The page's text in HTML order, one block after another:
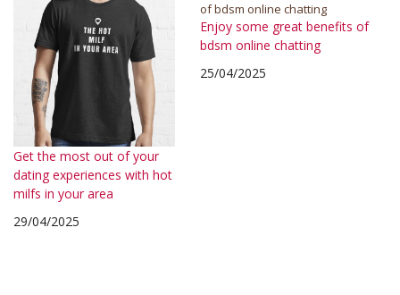
Get the most out of your
dating experiences with hot
milfs in your area
29/04/2025
Enjoy some great benefits of
bdsm online chatting
25/04/2025